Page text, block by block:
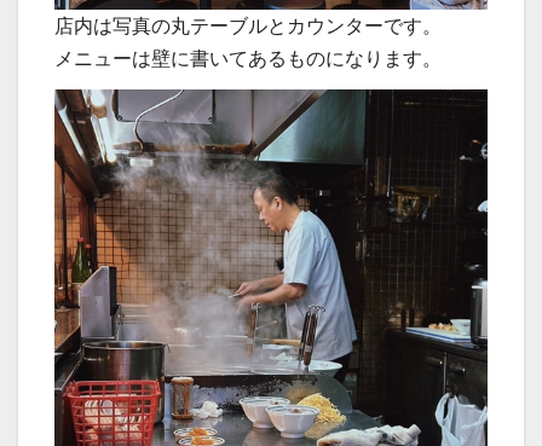
店内は写真の丸テーブルとカウンターです。
メニューは壁に書いてあるものになります。